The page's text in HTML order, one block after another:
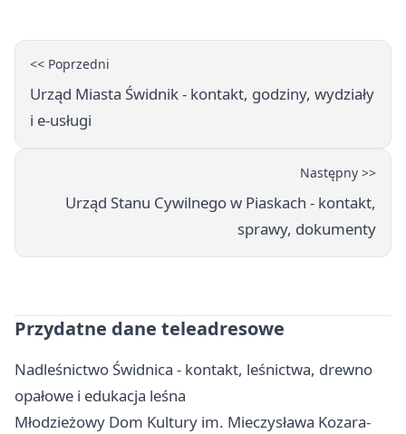
<< Poprzedni
Urząd Miasta Świdnik - kontakt, godziny, wydziały
i e-usługi
Następny >>
Urząd Stanu Cywilnego w Piaskach - kontakt,
sprawy, dokumenty
Przydatne dane teleadresowe
Nadleśnictwo Świdnica - kontakt, leśnictwa, drewno
opałowe i edukacja leśna
Młodzieżowy Dom Kultury im. Mieczysława Kozara-